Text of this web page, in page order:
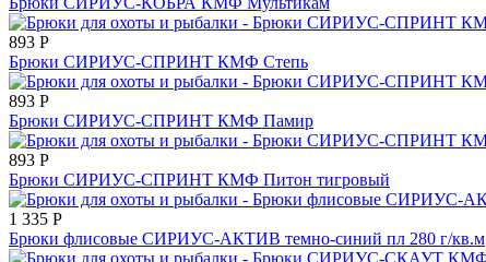
893 Р
Брюки СИРИУС-СПРИНТ КМФ Степь
893 Р
Брюки СИРИУС-СПРИНТ КМФ Памир
893 Р
Брюки СИРИУС-СПРИНТ КМФ Питон тигровый
1 335 Р
Брюки флисовые СИРИУС-АКТИВ темно-синий пл 280 г/кв.м